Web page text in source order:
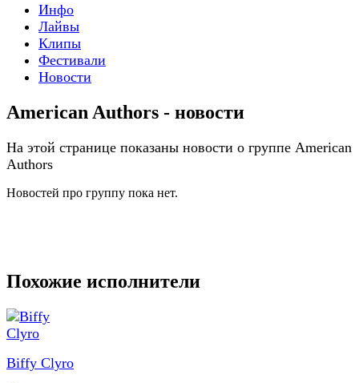
Инфо
Лайвы
Клипы
Фестивали
Новости
American Authors - новости
На этой странице показаны новости о группе American
Authors
Новостей про группу пока нет.
Похожие исполнители
Biffy Clyro